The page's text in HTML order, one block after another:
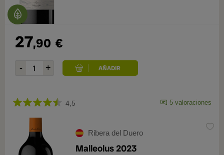
27,90 €
4,5 5 valoraciones
Ribera del Duero
Malleolus 2023